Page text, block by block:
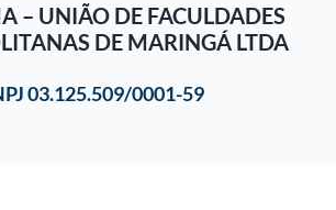
– UNIÃO DE FACULDADES
DE MARINGÁ LTDA
03.125.509/0001-59